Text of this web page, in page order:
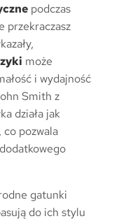
podczas
przekraczasz
może
i wydajność
Smith z
działa jak
pozwala
gatunki
do ich stylu